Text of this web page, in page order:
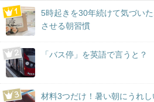
5時起きを30年続けて気づい
させる朝習慣
「バス停」を英語で言うと？
材料3つだけ！暑い朝にうれ